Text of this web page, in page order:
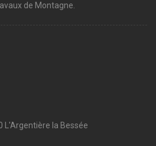
de Montagne.
L'Argentière la Bessée